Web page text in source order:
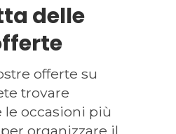
delle
offerte su
trovare
occasioni più
organizzare il